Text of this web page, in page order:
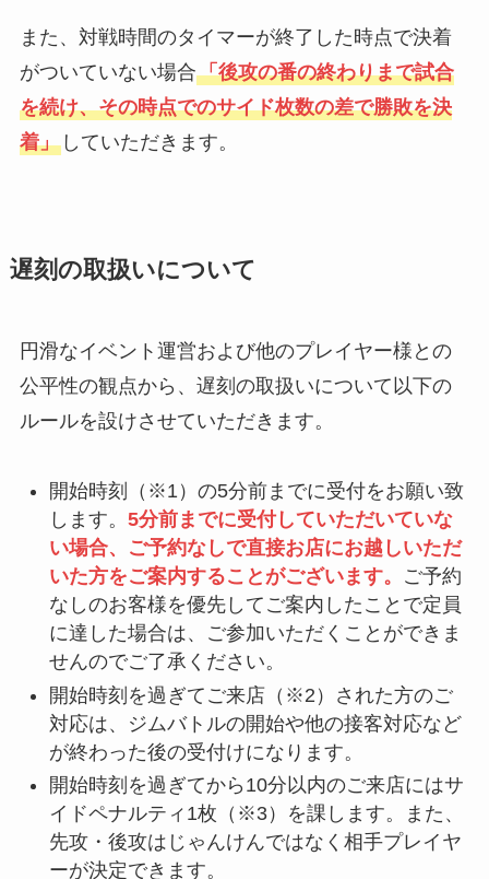
また、対戦時間のタイマーが終了した時点で決着
がついていない場合「後攻の番の終わりまで試合
を続け、その時点でのサイド枚数の差で勝敗を決
着」していただきます。
遅刻の取扱いについて
円滑なイベント運営および他のプレイヤー様との
公平性の観点から、遅刻の取扱いについて以下の
ルールを設けさせていただきます。
開始時刻（※1）の5分前までに受付をお願い致
します。 5分前までに受付していただいていな
い場合、ご予約なしで直接お店にお越しいただ
いた方をご案内することがございます。
ご予約
なしのお客様を優先してご案内したことで定員
に達した場合は、ご参加いただくことができま
せんのでご了承ください。
開始時刻を過ぎてご来店（※2）された方のご
対応は、ジムバトルの開始や他の接客対応など
が終わった後の受付けになります。
開始時刻を過ぎてから10分以内のご来店にはサ
イドペナルティ1枚（※3）を課します。また、
先攻・後攻はじゃんけんではなく相手プレイヤ
ーが決定できます。